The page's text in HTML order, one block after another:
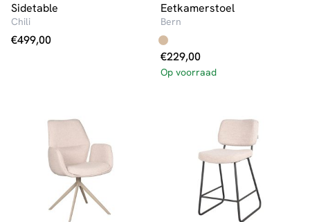
Sidetable
Chili
€499,00
Eetkamerstoel
Bern
€229,00
Op voorraad